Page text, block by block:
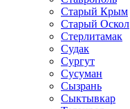
Старый Крым
Старый Оскол
Стерлитамак
Судак
Сургут
Сусуман
Сызрань
Сыктывкар